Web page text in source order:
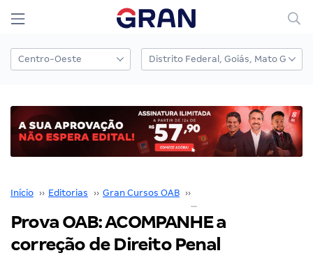
Início ›› Editorias ›› Gran Cursos OAB ››
Prova OAB: ACOMPANHE a
correção de Direito Penal